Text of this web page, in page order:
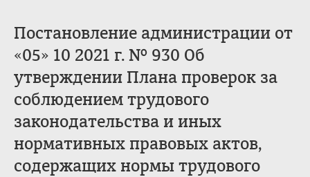
Постановление администрации от
«05» 10 2021 г. № 930 Об
утверждении Плана проверок за
соблюдением трудового
законодательства и иных
нормативных правовых актов,
содержащих нормы трудового